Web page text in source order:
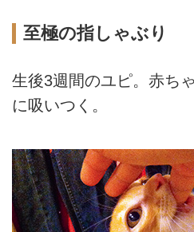
至極の指しゃぶり
生後3週間のユピ。赤ち
に吸いつく。